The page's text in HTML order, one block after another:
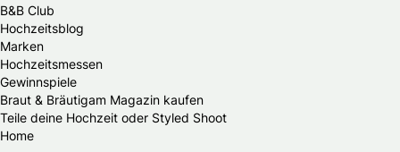
B&B Club
Hochzeitsblog
Marken
Hochzeitsmessen
Gewinnspiele
Braut & Bräutigam Magazin kaufen
Teile deine Hochzeit oder Styled Shoot
Home